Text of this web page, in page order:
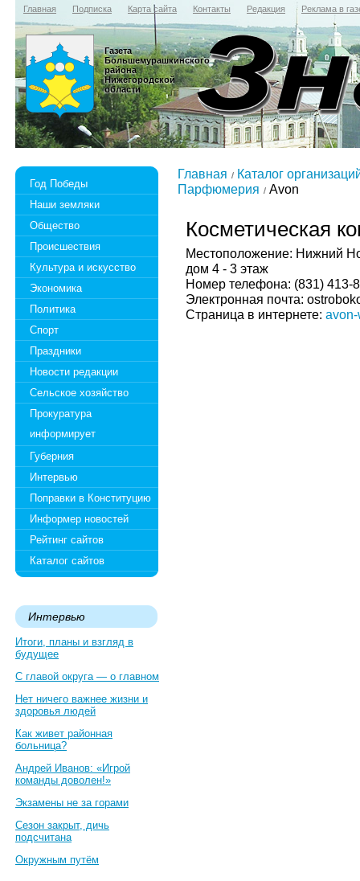
Главная Подписка Карта сайта Контакты Редакция Реклама в
Газета
Большемурашкинского
района
Нижегородской
области
Год Победы
Наши земляки
Общество
Происшествия
Культура и искусство
Экономика
Политика
Спорт
Праздники
Новости редакции
Сельское хозяйство
Прокуратура
информирует
Губерния
Интервью
Поправки в Конституцию
Информер новостей
Рейтинг сайтов
Каталог сайтов
Интервью
Итоги, планы и взгляд в
будущее
С главой округа — о главном
Нет ничего важнее жизни и
здоровья людей
Как живет районная
больница?
Андрей Иванов: «Игрой
команды доволен!»
Экзамены не за горами
Сезон закрыт, дичь
подсчитана
Окружным путём
Главная
Каталог
Парфюмерия
Avon
Косметическая
Местоположение: Нижний
дом 4 - 3 этаж
Номер телефона: (831) 413-
Электронная почта:
Страница в интернете: